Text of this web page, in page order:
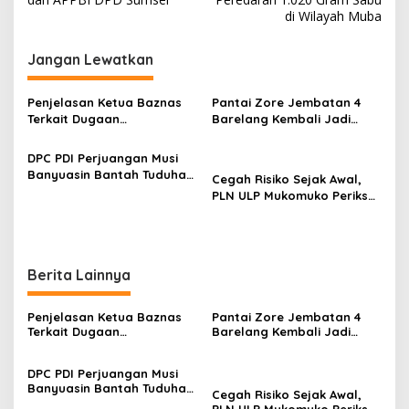
g
a
s
i
p
o
di Wilayah Muba
Jangan Lewatkan
Penjelasan Ketua Baznas
Terkait Dugaan
Kabupaten Lahat Itu Tidak
Benar
Pantai Zore Jembatan 4
Barelang Kembali Jadi
Kepabeanan, Nama
Berinisial WL Disebut, Bea
DPC PDI Perjuangan Musi
Banyuasin Bantah Tuduhan
Cegah Risiko Sejak Awal,
PLN ULP Mukomuko Periksa
Berita Lainnya
Penjelasan Ketua Baznas
Terkait Dugaan
Benar
Pantai Zore Jembatan 4
Barelang Kembali Jadi
Kepabeanan, Nama
Berinisial WL Disebut, Bea
DPC PDI Perjuangan Musi
Banyuasin Bantah Tuduhan
Cegah Risiko Sejak Awal,